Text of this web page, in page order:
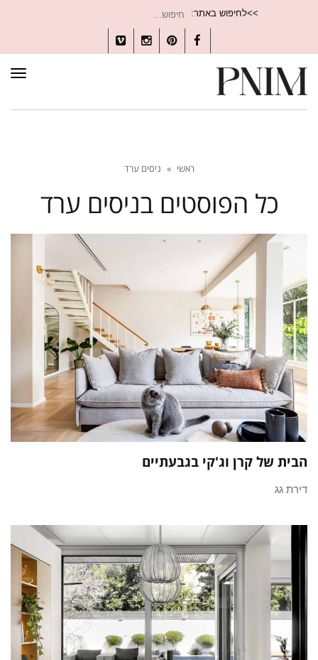
>>לחיפוש באתר:
עבור:
Facebook
Pinterest
Instagram
Vimeo
ראשי » ניסים ערד
כל הפוסטים בניסים ערד
הבית של קרן וג'קי בגבעתיים
דירת גג